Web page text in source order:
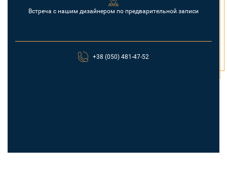
Встреча с нашим дизайнером по предварительной записи
+38 (050) 481-47-52